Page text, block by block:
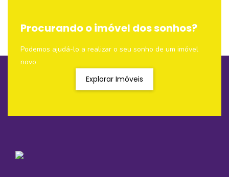
Procurando o imóvel dos sonhos?
Podemos ajudá-lo a realizar o seu sonho de um imóvel
novo
Explorar Imóveis